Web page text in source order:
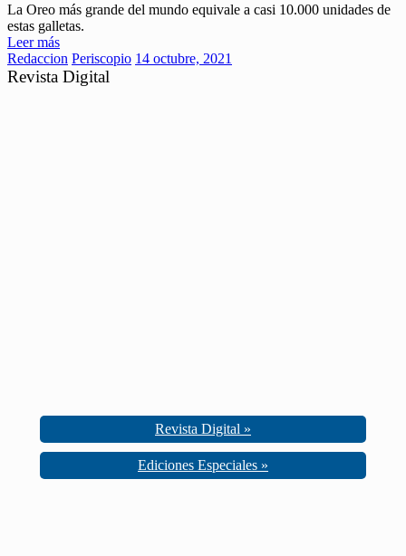
La Oreo más grande del mundo equivale a casi 10.000 unidades de
estas galletas.
Leer más
Redaccion Periscopio 14 octubre, 2021
Revista Digital
Revista Digital »
Ediciones Especiales »